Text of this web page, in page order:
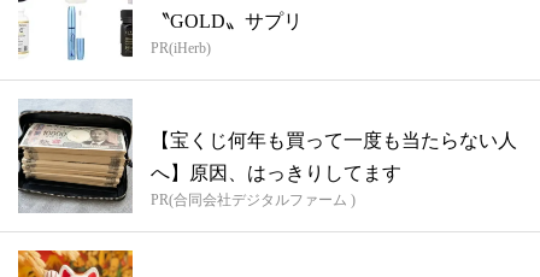
〝GOLD〟サプリ
PR(iHerb)
【宝くじ何年も買って一度も当たらない人
へ】原因、はっきりしてます
PR(合同会社デジタルファーム )